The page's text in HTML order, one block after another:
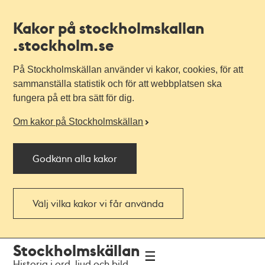
Kakor på stockholmskallan
.stockholm.se
På Stockholmskällan använder vi kakor, cookies, för att
sammanställa statistik och för att webbplatsen ska
fungera på ett bra sätt för dig.
Om kakor på Stockholmskällan
Godkänn alla kakor
Välj vilka kakor vi får använda
navigationen
huvudinnehållet
Stockholmskällan